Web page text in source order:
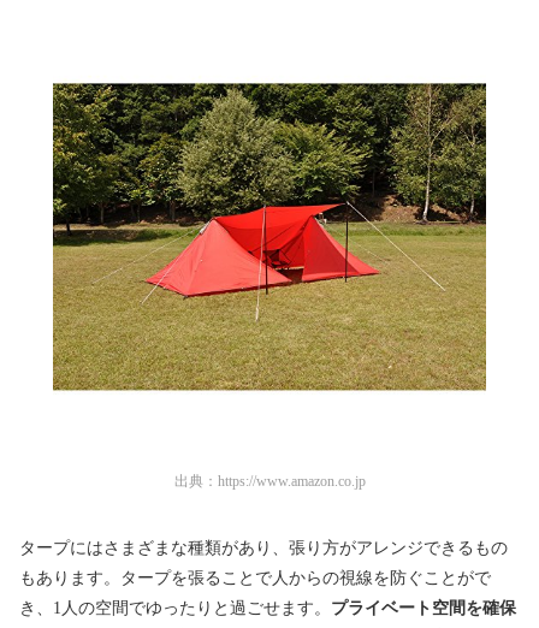
出典： https://www.amazon.co.jp
タープにはさまざまな種類があり、張り方がアレンジできるもの
もあります。タープを張ることで人からの視線を防ぐことがで
き、1人の空間でゆったりと過ごせます。 プライベート空間を確保